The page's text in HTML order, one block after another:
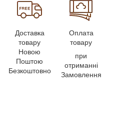
Доставка
товару
Новою
Поштою
Безкоштовно
Оплата
товару
при
отриманні
Замовлення